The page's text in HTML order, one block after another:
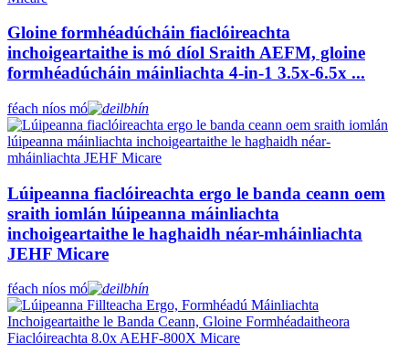
Gloine formhéadúcháin fiaclóireachta
inchoigeartaithe is mó díol Sraith AEFM, gloine
formhéadúcháin máinliachta 4-in-1 3.5x-6.5x ...
féach níos mó
Lúipeanna fiaclóireachta ergo le banda ceann oem
sraith iomlán lúipeanna máinliachta
inchoigeartaithe le haghaidh néar-mháinliachta
JEHF Micare
féach níos mó